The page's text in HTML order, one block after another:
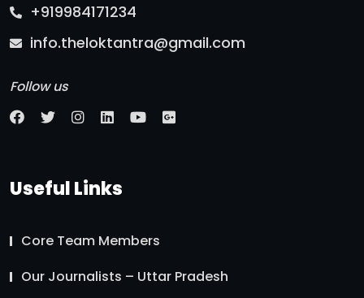
+919984171234
info.theloktantra@gmail.com
Follow us
Useful Links
Core Team Members
Our Journalists – Uttar Pradesh